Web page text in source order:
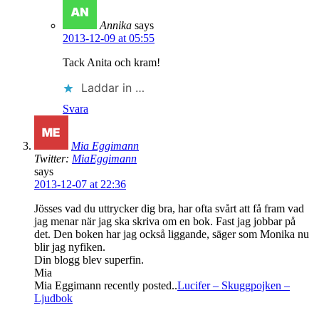
Annika says
2013-12-09 at 05:55
Tack Anita och kram!
Laddar in …
Svara
Mia Eggimann
Twitter: MiaEggimann
says
2013-12-07 at 22:36
Jösses vad du uttrycker dig bra, har ofta svårt att få fram vad
jag menar när jag ska skriva om en bok. Fast jag jobbar på
det. Den boken har jag också liggande, säger som Monika nu
blir jag nyfiken.
Din blogg blev superfin.
Mia
Mia Eggimann recently posted..Lucifer – Skuggpojken –
Ljudbok